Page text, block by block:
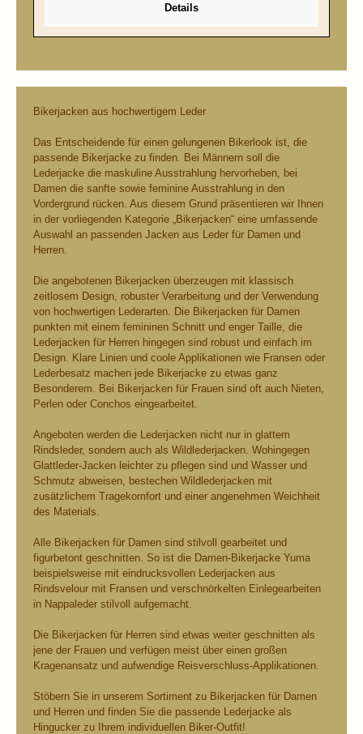
Details
Bikerjacken aus hochwertigem Leder
Das Entscheidende für einen gelungenen Bikerlook ist, die
passende Bikerjacke zu finden. Bei Männern soll die
Lederjacke die maskuline Ausstrahlung hervorheben, bei
Damen die sanfte sowie feminine Ausstrahlung in den
Vordergrund rücken. Aus diesem Grund präsentieren wir Ihnen
in der vorliegenden Kategorie „Bikerjacken“ eine umfassende
Auswahl an passenden Jacken aus Leder für Damen und
Herren.
Die angebotenen Bikerjacken überzeugen mit klassisch
zeitlosem Design, robuster Verarbeitung und der Verwendung
von hochwertigen Lederarten. Die Bikerjacken für Damen
punkten mit einem femininen Schnitt und enger Taille, die
Lederjacken für Herren hingegen sind robust und einfach im
Design. Klare Linien und coole Applikationen wie Fransen oder
Lederbesatz machen jede Bikerjacke zu etwas ganz
Besonderem. Bei Bikerjacken für Frauen sind oft auch Nieten,
Perlen oder Conchos eingearbeitet.
Angeboten werden die Lederjacken nicht nur in glattem
Rindsleder, sondern auch als Wildlederjacken. Wohingegen
Glattleder-Jacken leichter zu pflegen sind und Wasser und
Schmutz abweisen, bestechen Wildlederjacken mit
zusätzlichem Tragekomfort und einer angenehmen Weichheit
des Materials.
Alle Bikerjacken für Damen sind stilvoll gearbeitet und
figurbetont geschnitten. So ist die Damen-Bikerjacke Yuma
beispielsweise mit eindrucksvollen Lederjacken aus
Rindsvelour mit Fransen und verschnörkelten Einlegearbeiten
in Nappaleder stilvoll aufgemacht.
Die Bikerjacken für Herren sind etwas weiter geschnitten als
jene der Frauen und verfügen meist über einen großen
Kragenansatz und aufwendige Reisverschluss-Applikationen.
Stöbern Sie in unserem Sortiment zu Bikerjacken für Damen
und Herren und finden Sie die passende Lederjacke als
Hingucker zu Ihrem individuellen Biker-Outfit!